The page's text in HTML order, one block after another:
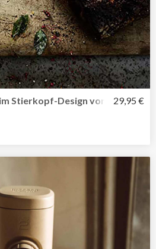
Stierkopf-Design von 29,95 €